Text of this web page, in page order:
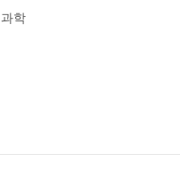
학